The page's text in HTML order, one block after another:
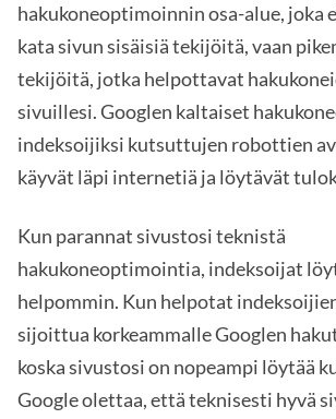
hakukoneoptimoinnin osa-alue, joka
kata sivun sisäisiä tekijöitä, vaan
tekijöitä, jotka helpottavat
sivuillesi. Googlen kaltaiset
indeksoijiksi kutsuttujen robottien
käyvät läpi internetiä ja löytävät
Kun parannat sivustosi teknistä
hakukoneoptimointia, indeksoijat
helpommin. Kun helpotat
sijoittua korkeammalle Googlen
koska sivustosi on nopeampi löytää
Google olettaa, että teknisesti hyvä